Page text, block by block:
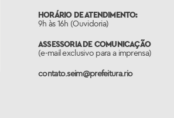
HORÁRIO DE ATENDIMENTO:
9h às 16h (Ouvidoria)
ASSESSORIA DE COMUNICAÇÃO
(e-mail exclusivo para a imprensa)
contato.seim@prefeitura.rio